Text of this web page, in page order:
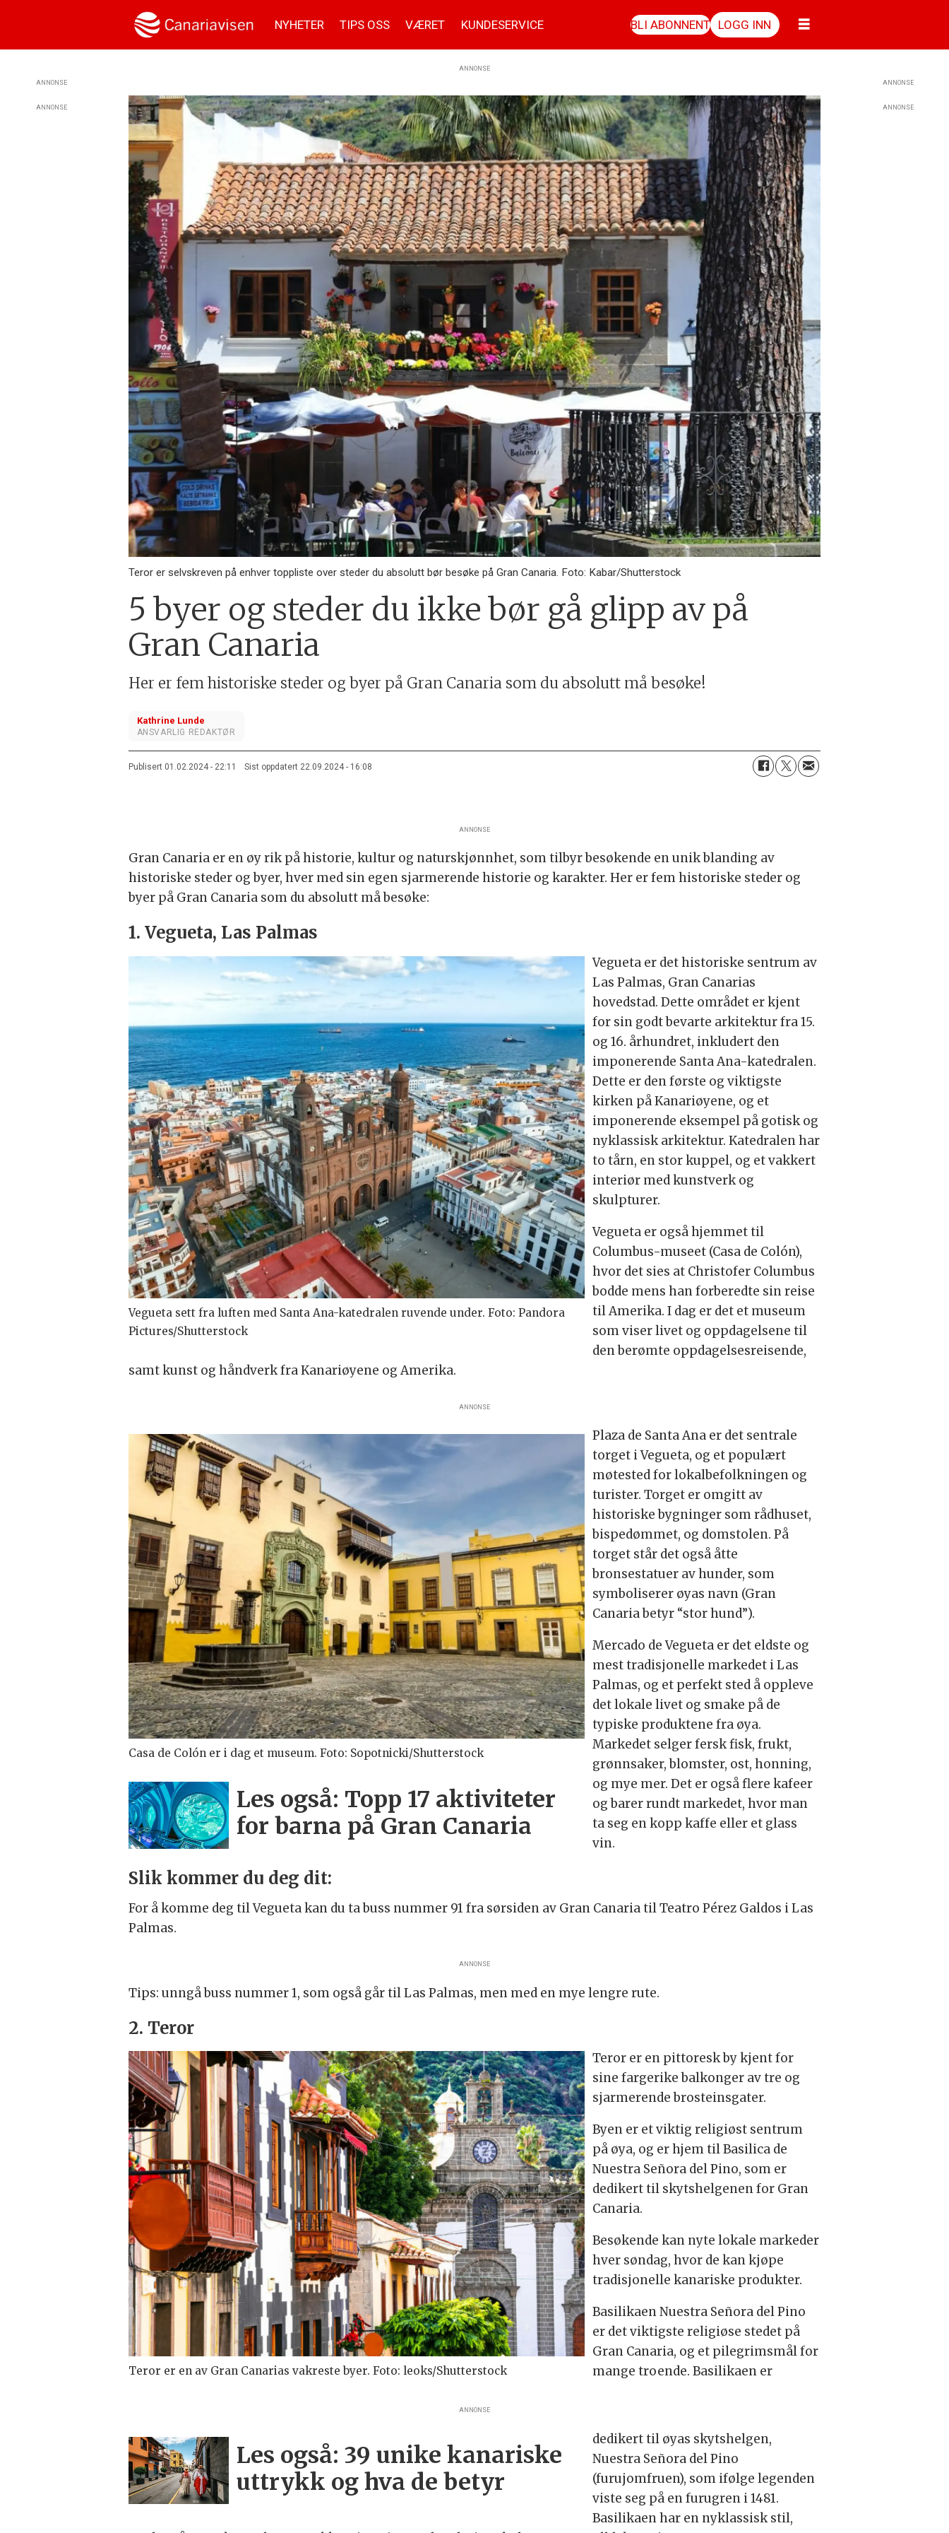
NYHETER TIPS OSS VÆRET KUNDESERVICE BLI ABONNENT LOGG INN
ANNONSE
Teror er selvskreven på enhver toppliste over steder du absolutt bør besøke på Gran Canaria. Foto: Kabar/Shutterstock
5 byer og steder du ikke bør gå glipp av på
Gran Canaria
Her er fem historiske steder og byer på Gran Canaria som du absolutt må besøke!
Kathrine Lunde
ANSVARLIG REDAKTØR
Publisert 01.02.2024 - 22:11 Sist oppdatert 22.09.2024 - 16:08
ANNONSE
Gran Canaria er en øy rik på historie, kultur og naturskjønnhet, som tilbyr besøkende en unik blanding av
historiske steder og byer, hver med sin egen sjarmerende historie og karakter. Her er fem historiske steder og
byer på Gran Canaria som du absolutt må besøke:
1. Vegueta, Las Palmas
Vegueta sett fra luften med Santa Ana-katedralen ruvende under. Foto: Pandora
Pictures/Shutterstock
Vegueta er det historiske sentrum av
Las Palmas, Gran Canarias
hovedstad. Dette området er kjent
for sin godt bevarte arkitektur fra 15.
og 16. århundret, inkludert den
imponerende Santa Ana-katedralen.
Dette er den første og viktigste
kirken på Kanariøyene, og et
imponerende eksempel på gotisk og
nyklassisk arkitektur. Katedralen har
to tårn, en stor kuppel, og et vakkert
interiør med kunstverk og
skulpturer.
Vegueta er også hjemmet til
Columbus-museet (Casa de Colón),
hvor det sies at Christofer Columbus
bodde mens han forberedte sin reise
til Amerika. I dag er det et museum
som viser livet og oppdagelsene til
den berømte oppdagelsesreisende,
samt kunst og håndverk fra Kanariøyene og Amerika.
ANNONSE
Casa de Colón er i dag et museum. Foto: Sopotnicki/Shutterstock
Plaza de Santa Ana er det sentrale
torget i Vegueta, og et populært
møtested for lokalbefolkningen og
turister. Torget er omgitt av
historiske bygninger som rådhuset,
bispedømmet, og domstolen. På
torget står det også åtte
bronsestatuer av hunder, som
symboliserer øyas navn (Gran
Canaria betyr “stor hund”).
Les også: Topp 17 aktiviteter
for barna på Gran Canaria
Mercado de Vegueta er det eldste og
mest tradisjonelle markedet i Las
Palmas, og et perfekt sted å oppleve
det lokale livet og smake på de
typiske produktene fra øya.
Markedet selger fersk fisk, frukt,
grønnsaker, blomster, ost, honning,
og mye mer. Det er også flere kafeer
og barer rundt markedet, hvor man
ta seg en kopp kaffe eller et glass
vin.
Slik kommer du deg dit:
For å komme deg til Vegueta kan du ta buss nummer 91 fra sørsiden av Gran Canaria til Teatro Pérez Galdos i Las
Palmas.
ANNONSE
Tips: unngå buss nummer 1, som også går til Las Palmas, men med en mye lengre rute.
2. Teror
Teror er en av Gran Canarias vakreste byer. Foto: leoks/Shutterstock
Teror er en pittoresk by kjent for
sine fargerike balkonger av tre og
sjarmerende brosteinsgater.
Byen er et viktig religiøst sentrum
på øya, og er hjem til Basilica de
Nuestra Señora del Pino, som er
dedikert til skytshelgenen for Gran
Canaria.
ANNONSE
Besøkende kan nyte lokale markeder
hver søndag, hvor de kan kjøpe
tradisjonelle kanariske produkter.
Les også: 39 unike kanariske
uttrykk og hva de betyr
Basilikaen Nuestra Señora del Pino
er det viktigste religiøse stedet på
Gran Canaria, og et pilegrimsmål for
mange troende. Basilikaen er
dedikert til øyas skytshelgen,
Nuestra Señora del Pino
(furujomfruen), som ifølge legenden
viste seg på en furugren i 1481.
Basilikaen har en nyklassisk stil,
ANNONSE
ANNONSE
ANNONSE
ANNONSE